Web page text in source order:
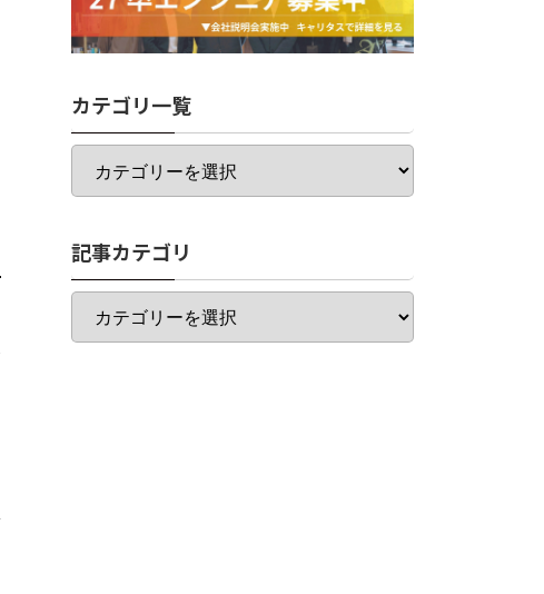
カテゴリ一覧
カ
ゴ
一
覧
記事カテゴリ
記
カ